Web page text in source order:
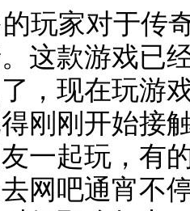
玩家对于传
这款游戏已
，现在玩游
刚刚开始接
一起玩，有
网吧通宵不